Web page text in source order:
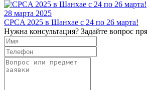
28 марта 2025
CPCA 2025 в Шанхае с 24 по 26 марта!
Нужна консультация? Задайте вопрос